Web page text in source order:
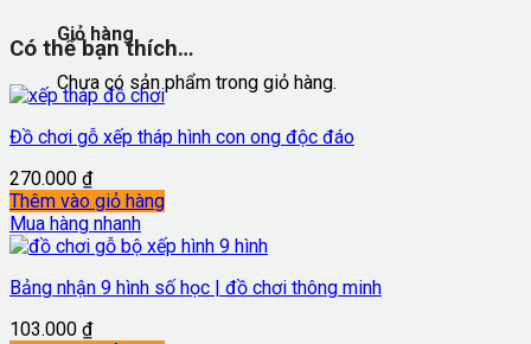
Giỏ hàng
Chưa có sản phẩm trong giỏ hàng.
Có thể bạn thích…
Đồ chơi gỗ xếp tháp hình con ong độc đáo
270.000 ₫
Thêm vào giỏ hàng
Mua hàng nhanh
Bảng nhận 9 hình số học | đồ chơi thông minh
103.000 ₫